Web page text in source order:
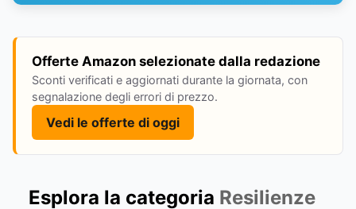
Offerte Amazon selezionate dalla redazione
Sconti verificati e aggiornati durante la giornata, con
segnalazione degli errori di prezzo.
Vedi le offerte di oggi
Esplora la categoria Resilienze